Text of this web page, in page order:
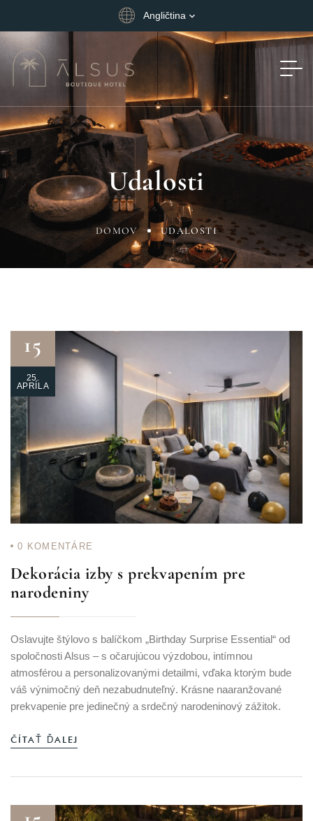
Angličtina
Udalosti
DOMOV UDALOSTI
15
25.
APRÍLA
0 KOMENTÁRE
Dekorácia izby s prekvapením pre
narodeniny
Oslavujte štýlovo s balíčkom „Birthday Surprise Essential“ od
spoločnosti Alsus – s očarujúcou výzdobou, intímnou
atmosférou a personalizovanými detailmi, vďaka ktorým bude
váš výnimočný deň nezabudnuteľný. Krásne naaranžované
prekvapenie pre jedinečný a srdečný narodeninový zážitok.
ČÍTAŤ ĎALEJ